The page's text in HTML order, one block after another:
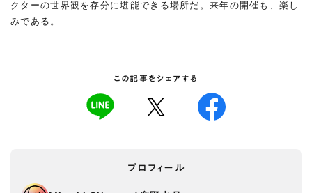
クターの世界観を存分に堪能できる場所だ。来年の開催も、楽し
みである。
この記事をシェアする
プロフィール